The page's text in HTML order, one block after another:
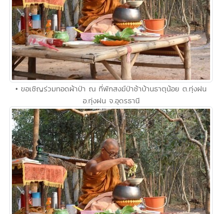
• ขอเชิญร่วมทอดผ้าป่า ณ ที่พักสงฆ์ป่าช้าบ้านธาตุน้อย ต.ทุ่งฝน
อ.ทุ่งฝน จ.อุดรธานี